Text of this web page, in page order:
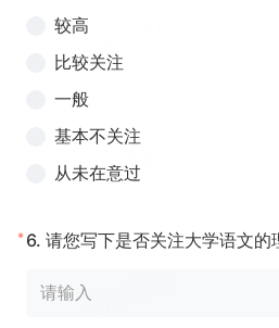
较高
比较关注
一般
基本不关注
从未在意过
* 6. 请您写下是否关注大学语文的